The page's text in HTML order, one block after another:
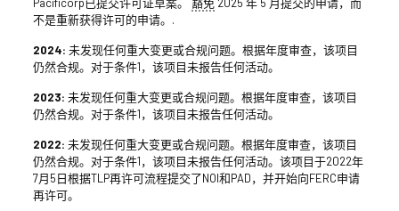
Pacificorp已提交许可证草案。 豁免2025 年 5 月提交的申请，而
不是重新获得许可的申请。.
2024: 未发现任何重大变更或合规问题。根据年度审查，该项目
仍然合规。对于条件1，该项目未报告任何活动。
2023: 未发现任何重大变更或合规问题。根据年度审查，该项目
仍然合规。对于条件1，该项目未报告任何活动。
2022: 未发现任何重大变更或合规问题。根据年度审查，该项目
仍然合规。对于条件1，该项目未报告任何活动。该项目于2022年
7月5日根据TLP再许可流程提交了NOI和PAD，并开始向FERC申请
再许可。